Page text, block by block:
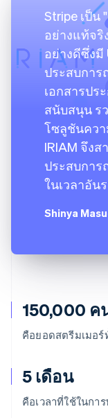
150,000 ค
คือยอดสตรีมเมอ
5 เดือน
คือเวลาที่ใช้ในกา
Stripe เป็น
อย่างแท้จ
อย่างดีซึ่งมี
ประสบกา
เอกสารป
สนับสนุน ร
โซลูชันควา
IRIAM จึง
ประสบกา
ในเวลาอัน
Shinya